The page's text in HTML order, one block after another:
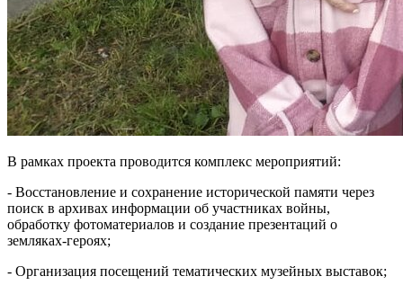
В рамках проекта проводится комплекс мероприятий:
- Восстановление и сохранение исторической памяти через
поиск в архивах информации об участниках войны,
обработку фотоматериалов и создание презентаций о
земляках-героях;
- Организация посещений тематических музейных выставок;